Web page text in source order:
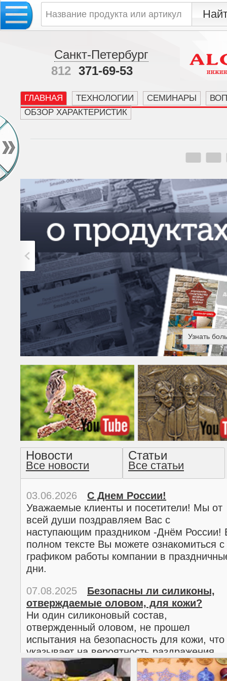
Санкт-Петербург
812 371-69-53
ГЛАВНАЯ ТЕХНОЛОГИИ СЕМИНАРЫ
ОБЗОР ХАРАКТЕРИСТИК
Узнать
Американская готика -
прочтение методом
Новости
Все новости
Статьи
Все статьи
03.06.2026
С Днем России!
Уважаемые клиенты и посетители! Мы от
всей души поздравляем Вас с
наступающим праздником -Днём России!
полном тексте Вы можете ознакомиться с
графиком работы компании в
дни.
02.03.2026
С 8 марта!
Дорогие женщины!
Поздравляем Вас с наступающим
Международным женским днем 8 марта!
полном тексте можно ознакомиться с
графиком работы компании в
07.08.2025
Безопасны ли силиконы,
отверждаемые оловом, для кожи?
Ни один силиконовый состав,
отвержденный оловом, не прошел
испытания на безопасность для кожи, что
указывает на вероятность раздражения
кожи.